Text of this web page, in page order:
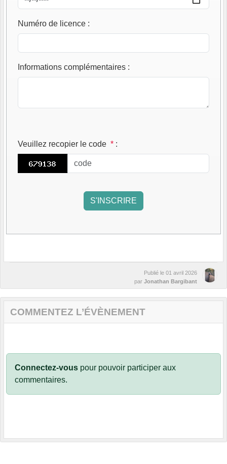
Numéro de licence :
Informations complémentaires :
Veuillez recopier le code * :
Publié le 01 avril 2026
par Jonathan Bargibant
COMMENTEZ L’ÉVÈNEMENT
Connectez-vous pour pouvoir participer aux
commentaires.